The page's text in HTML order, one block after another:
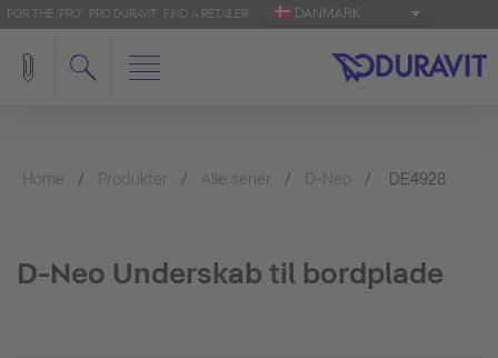
FOR THE 'PRO': PRO.DURAVIT FIND A RETAILER DANMARK
Home Produkter Alle serier D-Neo DE4928
D-Neo Underskab til bordplade